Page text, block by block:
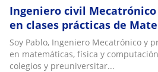
Ingeniero civil
en clases prácticas de
Inglés a niveles de básica y
Soy Pablo, Ingeniero Mecatrónico y
en matemáticas, física y
colegios y preuniversitar...